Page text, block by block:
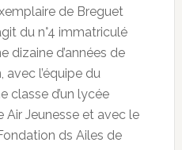
de Breguet
du n°4 immatriculé
dizaine d’années de
l’équipe du
classe d’un lycée
Air Jeunesse et avec le
ds Ailes de